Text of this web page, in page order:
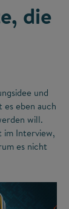
die
und
eben auch
will.
im Interview,
es nicht